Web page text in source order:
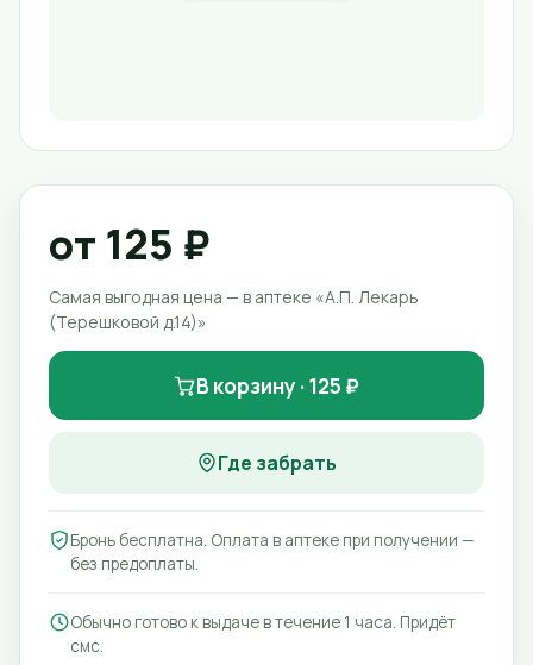
от 125 ₽
Самая выгодная цена — в аптеке «А.П. Лекарь
(Терешковой д.14)»
В корзину · 125 ₽
Где забрать
Бронь бесплатна. Оплата в аптеке при получении —
без предоплаты.
Обычно готово к выдаче в течение 1 часа. Придёт
смс.